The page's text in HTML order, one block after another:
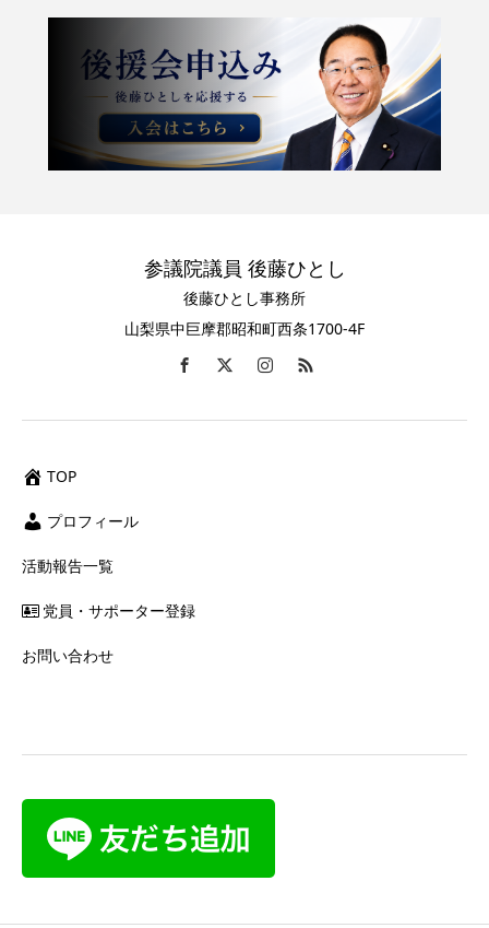
参議院議員 後藤ひとし
後藤ひとし事務所
山梨県中巨摩郡昭和町西条1700-4F
TOP
プロフィール
活動報告一覧
党員・サポーター登録
お問い合わせ